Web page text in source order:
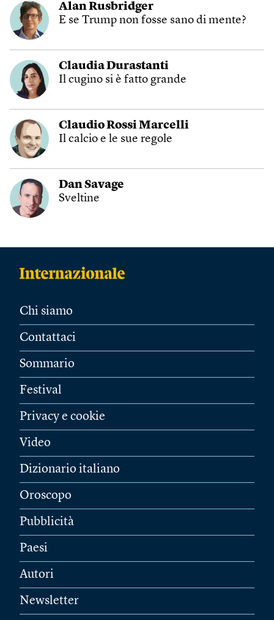
Alan Rusbridger
E se Trump non fosse sano di mente?
Claudia Durastanti
Il cugino si è fatto grande
Claudio Rossi Marcelli
Il calcio e le sue regole
Dan Savage
Sveltine
Chi siamo
Contattaci
Sommario
Festival
Privacy e cookie
Video
Dizionario italiano
Oroscopo
Pubblicità
Paesi
Autori
Newsletter